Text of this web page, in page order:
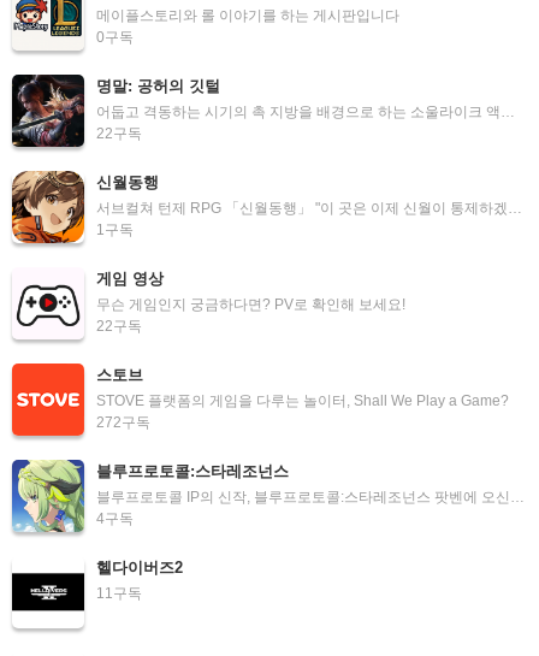
메이플스토리와 롤 이야기를 하는 게시판입니다
0구독
명말: 공허의 깃털
어둡고 격동하는 시기의 촉 지방을 배경으로 하는 소울라이크 액션 RPG
22구독
신월동행
서브컬쳐 턴제 RPG 「신월동행」 "이 곳은 이제 신월이 통제하겠습니다!"
1구독
게임 영상
무슨 게임인지 궁금하다면? PV로 확인해 보세요!
22구독
스토브
STOVE 플랫폼의 게임을 다루는 놀이터, Shall We Play a Game?
272구독
블루프로토콜:스타레조넌스
블루프로토콜 IP의 신작, 블루프로토콜:스타레조넌스 팟벤에 오신걸 환영합니다!
4구독
헬다이버즈2
11구독